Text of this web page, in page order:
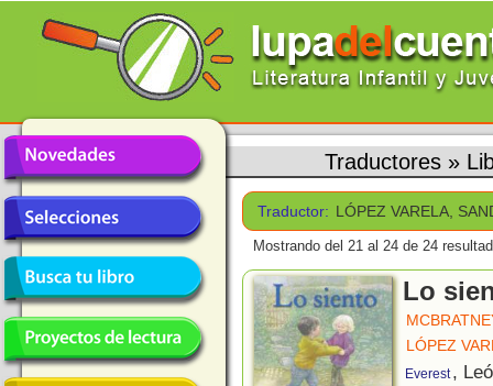
Traductores »
Traductor: LÓPEZ VARELA,
Mostrando del 21 al 24 de 24
Lo
LÓPEZ
Everest ,